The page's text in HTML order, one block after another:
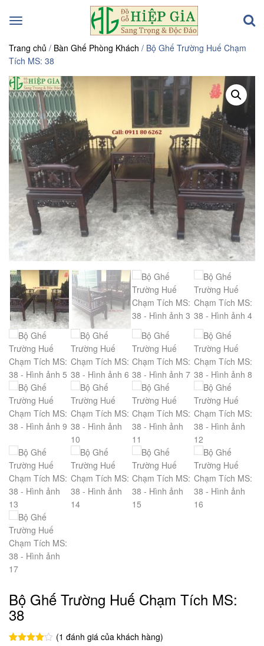
Toggle
Trang chủ / Bàn Ghế Phòng Khách / Bộ Ghế Trường Huế Chạm
Tích MS: 38
Bộ Ghế Trường Huế Chạm Tích MS:
38
(1 đánh giá của khách hàng)